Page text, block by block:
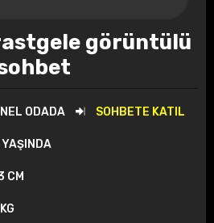
görüntülü
ODADA SOHBETE KATIL
CM